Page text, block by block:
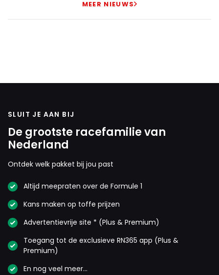
MEER NIEUWS
SLUIT JE AAN BIJ
De grootste racefamilie van
Nederland
Ontdek welk pakket bij jou past
Altijd meepraten over de Formule 1
Kans maken op toffe prijzen
Advertentievrije site * (Plus & Premium)
Toegang tot de exclusieve RN365 app (Plus &
Premium)
En nog veel meer…